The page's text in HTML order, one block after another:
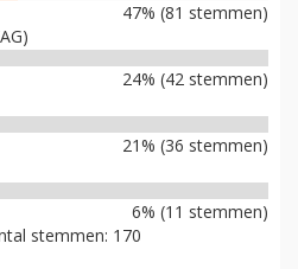
47% (81 stemmen)
24% (42 stemmen)
21% (36 stemmen)
6% (11 stemmen)
stemmen: 170